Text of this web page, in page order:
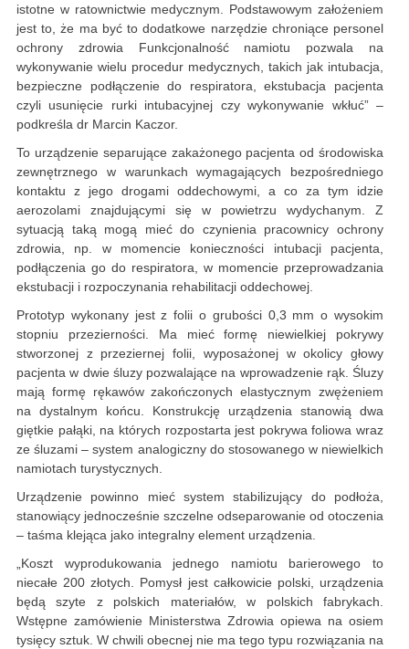
istotne w ratownictwie medycznym. Podstawowym założeniem
jest to, że ma być to dodatkowe narzędzie chroniące personel
ochrony zdrowia Funkcjonalność namiotu pozwala na
wykonywanie wielu procedur medycznych, takich jak intubacja,
bezpieczne podłączenie do respiratora, ekstubacja pacjenta
czyli usunięcie rurki intubacyjnej czy wykonywanie wkłuć” –
podkreśla dr Marcin Kaczor.
To urządzenie separujące zakażonego pacjenta od środowiska
zewnętrznego w warunkach wymagających bezpośredniego
kontaktu z jego drogami oddechowymi, a co za tym idzie
aerozolami znajdującymi się w powietrzu wydychanym. Z
sytuacją taką mogą mieć do czynienia pracownicy ochrony
zdrowia, np. w momencie konieczności intubacji pacjenta,
podłączenia go do respiratora, w momencie przeprowadzania
ekstubacji i rozpoczynania rehabilitacji oddechowej.
Prototyp wykonany jest z folii o grubości 0,3 mm o wysokim
stopniu przezierności. Ma mieć formę niewielkiej pokrywy
stworzonej z przeziernej folii, wyposażonej w okolicy głowy
pacjenta w dwie śluzy pozwalające na wprowadzenie rąk. Śluzy
mają formę rękawów zakończonych elastycznym zwężeniem
na dystalnym końcu. Konstrukcję urządzenia stanowią dwa
giętkie pałąki, na których rozpostarta jest pokrywa foliowa wraz
ze śluzami – system analogiczny do stosowanego w niewielkich
namiotach turystycznych.
Urządzenie powinno mieć system stabilizujący do podłoża,
stanowiący jednocześnie szczelne odseparowanie od otoczenia
– taśma klejąca jako integralny element urządzenia.
„Koszt wyprodukowania jednego namiotu barierowego to
niecałe 200 złotych. Pomysł jest całkowicie polski, urządzenia
będą szyte z polskich materiałów, w polskich fabrykach.
Wstępne zamówienie Ministerstwa Zdrowia opiewa na osiem
tysięcy sztuk. W chwili obecnej nie ma tego typu rozwiązania na